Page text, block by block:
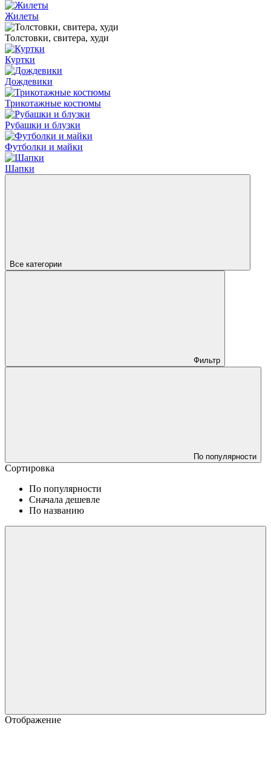
Жилеты
Толстовки, свитера, худи
Куртки
Дождевики
Трикотажные костюмы
Рубашки и блузки
Футболки и майки
Шапки
Все категории
Фильтр
По популярности
Сортировка
По популярности
Сначала дешевле
По названию
Отображение